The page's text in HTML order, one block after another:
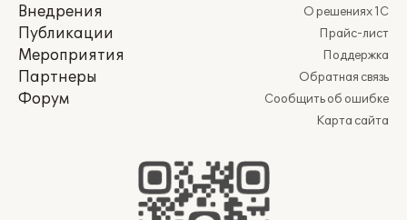
Внедрения
Публикации
Мероприятия
Партнеры
Форум
О решениях 1С
Прайс-лист
Поддержка
Обратная связь
Сообщить об ошибке
Карта сайта